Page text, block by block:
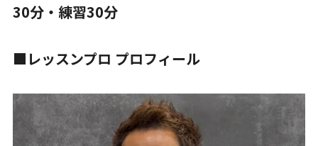
30分・練習30分
■レッスンプロ プロフィール